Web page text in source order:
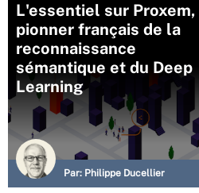
L'essentiel sur Proxem,
pionner français de la
reconnaissance
sémantique et du Deep
Learning
Par: Philippe Ducellier